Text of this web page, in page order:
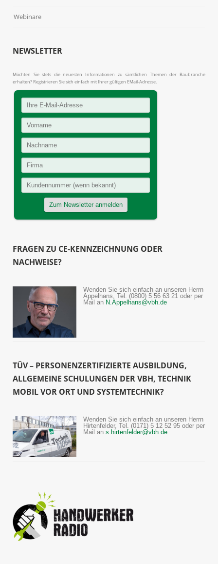
Webinare
NEWSLETTER
Möchten Sie stets die neuesten Informationen zu sämtlichen Themen der Baubranche
erhalten? Registrieren Sie sich einfach mit Ihrer gültigen EMail-Adresse.
FRAGEN ZU CE-KENNZEICHNUNG ODER
NACHWEISE?
Wenden Sie sich einfach an unseren Herrn
Appelhans, Tel. (0800) 5 56 63 21 oder per
Mail an N.Appelhans@vbh.de
TÜV – PERSONENZERTIFIZIERTE AUSBILDUNG,
ALLGEMEINE SCHULUNGEN DER VBH, TECHNIK
MOBIL VOR ORT UND SYSTEMTECHNIK?
Wenden Sie sich einfach an unseren Herrn
Hirtenfelder, Tel. (0171) 5 12 52 95 oder per
Mail ans.hirtenfelder@vbh.de